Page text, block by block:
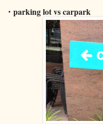
・parking lot vs carpark